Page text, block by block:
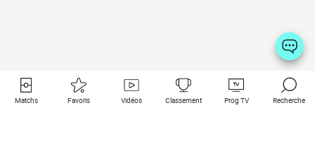
Matchs Favoris Vidéos Classement Prog TV Recherche